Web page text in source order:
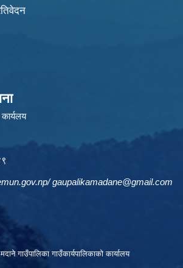
/gaupalikamadane@gmail.com
गाउँपालिका गाउँकार्यपालिकाको कार्यालय